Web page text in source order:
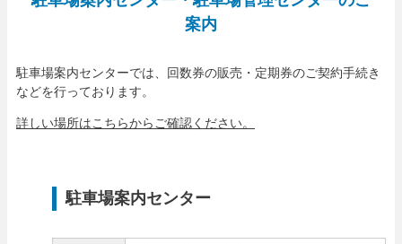
案内
駐車場案内センターでは、回数券の販売・定期券のご契約手続き
などを行っております。
詳しい場所はこちらからご確認ください。
駐車場案内センター